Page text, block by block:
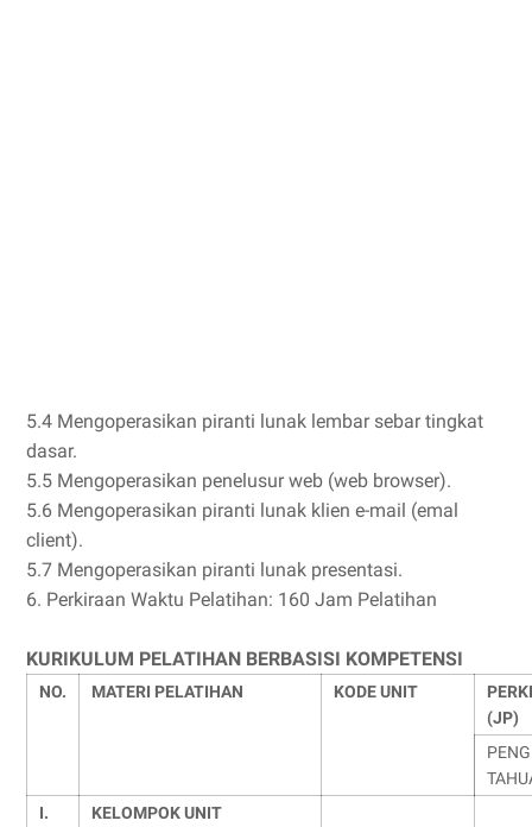
5.4 Mengoperasikan piranti lunak lembar sebar tingkat
dasar.
5.5 Mengoperasikan penelusur web (web browser).
5.6 Mengoperasikan piranti lunak klien e-mail (emal
client).
5.7 Mengoperasikan piranti lunak presentasi.
6. Perkiraan Waktu Pelatihan: 160 Jam Pelatihan
KURIKULUM PELATIHAN BERBASISI KOMPETENSI
NO. MATERI PELATIHAN KODE UNIT
(JP)
I.
KELOMPOK UNIT